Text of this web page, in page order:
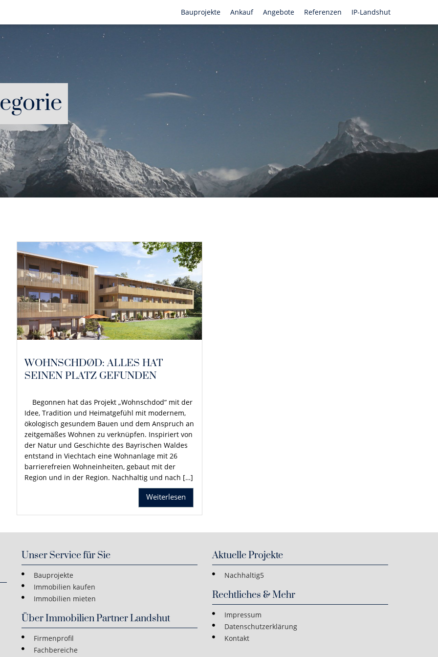
Bauprojekte Ankauf Angebote Referenzen IP-Landshut
WOHNSCHDØD: ALLES HAT
SEINEN PLATZ GEFUNDEN
Begonnen hat das Projekt „Wohnschdod“ mit der
Idee, Tradition und Heimatgefühl mit modernem,
ökologisch gesundem Bauen und dem Anspruch an
zeitgemäßes Wohnen zu verknüpfen. Inspiriert von
der Natur und Geschichte des Bayrischen Waldes
entstand in Viechtach eine Wohnanlage mit 26
barrierefreien Wohneinheiten, gebaut mit der
Region und in der Region. Nachhaltig und nach […]
Weiterlesen
Unser Service für Sie
Bauprojekte
Immobilien kaufen
Immobilien mieten
Über Immobilien Partner Landshut
Firmenprofil
Fachbereiche
Aktuelle Projekte
Nachhaltig5
Rechtliches & Mehr
Impressum
Datenschutzerklärung
Kontakt